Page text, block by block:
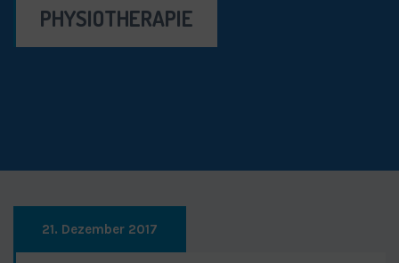
PHYSIOTHERAPIE
21. Dezember 2017